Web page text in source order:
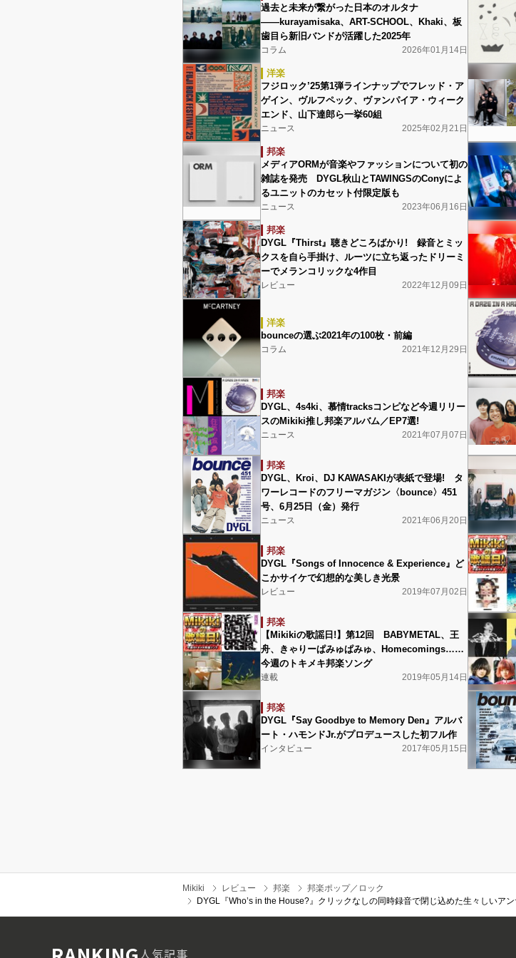
過去と未来が繋がった日本のオルタナ
――kurayamisaka、ART-SCHOOL、Khaki、板
歯目ら新旧バンドが活躍した2025年
コラム 2026年01月14日
洋楽
フジロック’25第1弾ラインナップでフレッド・ア
ゲイン、ヴルフペック、ヴァンパイア・ウィーク
エンド、山下達郎ら一挙60組
ニュース 2025年02月21日
邦楽
メディアORMが音楽やファッションについて初の
雑誌を発売 DYGL秋山とTAWINGSのConyによ
るユニットのカセット付限定版も
ニュース 2023年06月16日
邦楽
DYGL『Thirst』聴きどころばかり! 録音とミッ
クスを自ら手掛け、ルーツに立ち返ったドリーミ
ーでメランコリックな4作目
レビュー 2022年12月09日
洋楽
bounceの選ぶ2021年の100枚・前編
コラム 2021年12月29日
邦楽
DYGL、4s4ki、慕情tracksコンピなど今週リリー
スのMikiki推し邦楽アルバム／EP7選!
ニュース 2021年07月07日
邦楽
DYGL、Kroi、DJ KAWASAKIが表紙で登場! タ
ワーレコードのフリーマガジン〈bounce〉451
号、6月25日（金）発行
ニュース 2021年06月20日
邦楽
DYGL『Songs of Innocence & Experience』ど
こかサイケで幻想的な美しき光景
レビュー 2019年07月02日
邦楽
【Mikikiの歌謡日!】第12回 BABYMETAL、王
舟、きゃりーぱみゅぱみゅ、Homecomings……
今週のトキメキ邦楽ソング
連載 2019年05月14日
邦楽
DYGL『Say Goodbye to Memory Den』アルバ
ート・ハモンドJr.がプロデュースした初フル作
インタビュー 2017年05月15日
Mikiki レビュー 邦楽
邦楽ポップ／ロック
DYGL『Who’s in the House?』クリックなしの同時録音で閉じ込めた生々しいア
人気記事